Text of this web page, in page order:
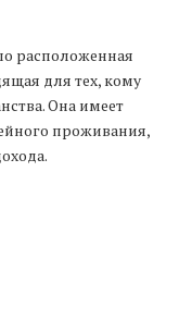
расположенная
для тех, кому
Она имеет
проживания,